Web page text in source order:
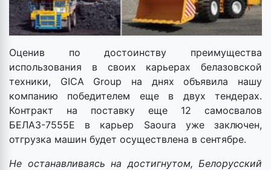
Оценив по достоинству преимущества
использования в своих карьерах белазовской
техники, GICA Group на днях объявила нашу
компанию победителем еще в двух тендерах.
Контракт на поставку еще 12 самосвалов
БЕЛАЗ-7555Е в карьер Saoura уже заключен,
отгрузка машин будет осуществлена в сентябре.
Не останавливаясь на достигнутом, Белорусский